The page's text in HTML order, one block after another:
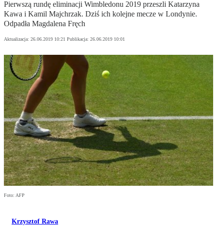
Pierwszą rundę eliminacji Wimbledonu 2019 przeszli Katarzyna
Kawa i Kamil Majchrzak. Dziś ich kolejne mecze w Londynie.
Odpadła Magdalena Fręch
Aktualizacja: 26.06.2019 10:21 Publikacja: 26.06.2019 10:01
Foto: AFP
Krzysztof Rawa